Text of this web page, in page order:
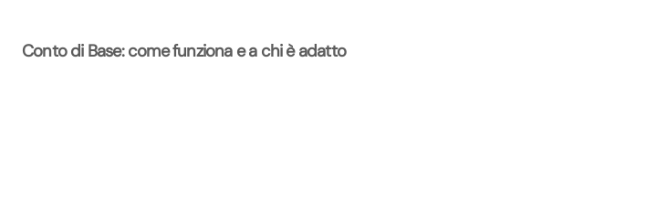
Conto di Base: come funziona e a chi è adatto